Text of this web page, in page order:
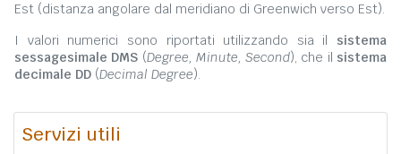
Est (distanza angolare dal meridiano di Greenwich verso Est).
I valori numerici sono riportati utilizzando sia il sistema
sessagesimale DMS (Degree, Minute, Second), che il sistema
decimale DD (Decimal Degree).
Servizi utili